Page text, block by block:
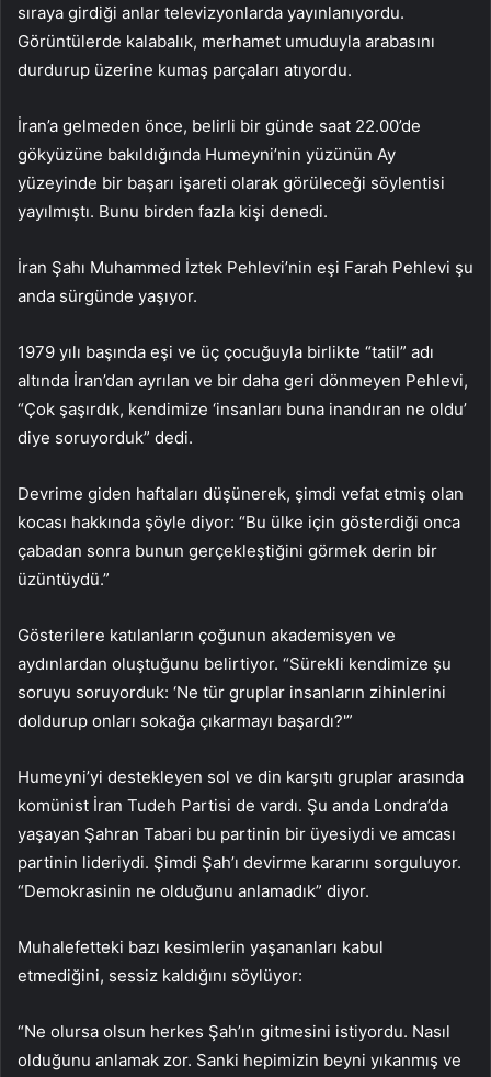
sıraya girdiği anlar televizyonlarda yayınlanıyordu.
Görüntülerde kalabalık, merhamet umuduyla arabasını
durdurup üzerine kumaş parçaları atıyordu.
İran’a gelmeden önce, belirli bir günde saat 22.00’de
gökyüzüne bakıldığında Humeyni’nin yüzünün Ay
yüzeyinde bir başarı işareti olarak görüleceği söylentisi
yayılmıştı. Bunu birden fazla kişi denedi.
İran Şahı Muhammed İztek Pehlevi’nin eşi Farah Pehlevi şu
anda sürgünde yaşıyor.
1979 yılı başında eşi ve üç çocuğuyla birlikte “tatil” adı
altında İran’dan ayrılan ve bir daha geri dönmeyen Pehlevi,
“Çok şaşırdık, kendimize ‘insanları buna inandıran ne oldu’
diye soruyorduk” dedi.
Devrime giden haftaları düşünerek, şimdi vefat etmiş olan
kocası hakkında şöyle diyor: “Bu ülke için gösterdiği onca
çabadan sonra bunun gerçekleştiğini görmek derin bir
üzüntüydü.”
Gösterilere katılanların çoğunun akademisyen ve
aydınlardan oluştuğunu belirtiyor. “Sürekli kendimize şu
soruyu soruyorduk: ‘Ne tür gruplar insanların zihinlerini
doldurup onları sokağa çıkarmayı başardı?'”
Humeyni’yi destekleyen sol ve din karşıtı gruplar arasında
komünist İran Tudeh Partisi de vardı. Şu anda Londra’da
yaşayan Şahran Tabari bu partinin bir üyesiydi ve amcası
partinin lideriydi. Şimdi Şah’ı devirme kararını sorguluyor.
“Demokrasinin ne olduğunu anlamadık” diyor.
Muhalefetteki bazı kesimlerin yaşananları kabul
etmediğini, sessiz kaldığını söylüyor:
“Ne olursa olsun herkes Şah’ın gitmesini istiyordu. Nasıl
olduğunu anlamak zor. Sanki hepimizin beyni yıkanmış ve